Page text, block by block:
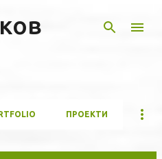
съдържание
ПРОЕКТИ